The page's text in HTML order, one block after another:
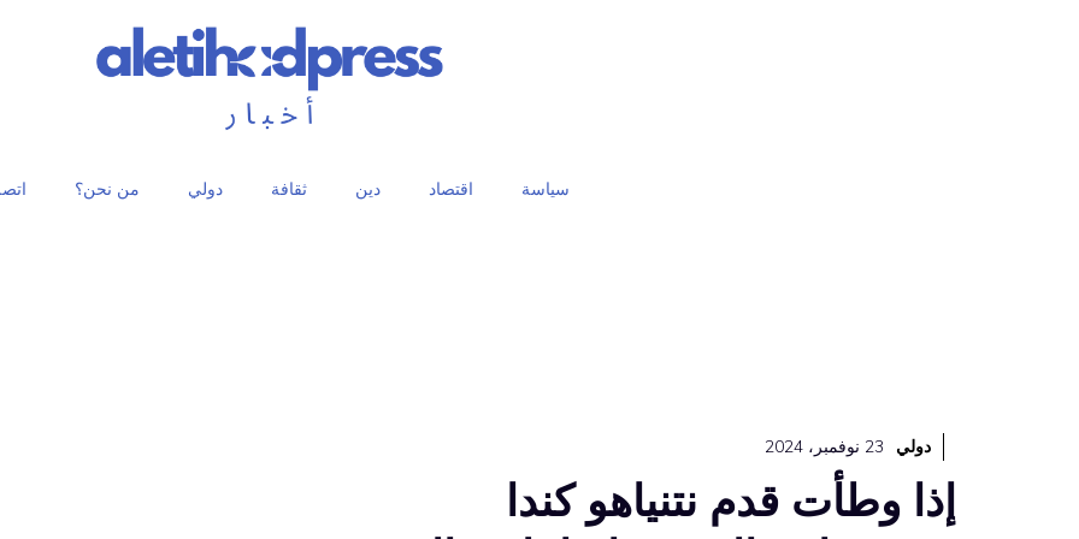
سياسة اقتصاد دين ثقافة دولي من نحن؟
دولي 23 نوفمبر، 2024
إذا وطأت قدم نتنياهو كندا